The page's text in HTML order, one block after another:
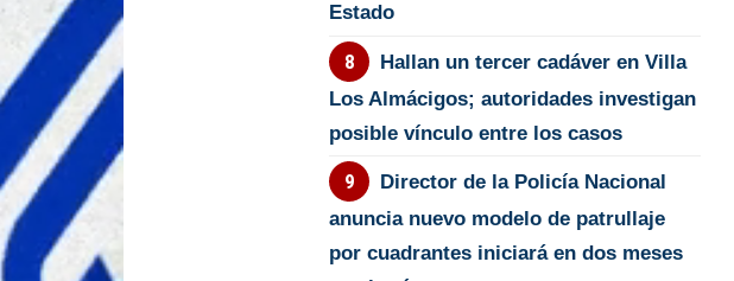
Estado
Hallan un tercer cadáver en Villa
Los Almácigos; autoridades investigan
posible vínculo entre los casos
Director de la Policía Nacional
anuncia nuevo modelo de patrullaje
por cuadrantes iniciará en dos meses